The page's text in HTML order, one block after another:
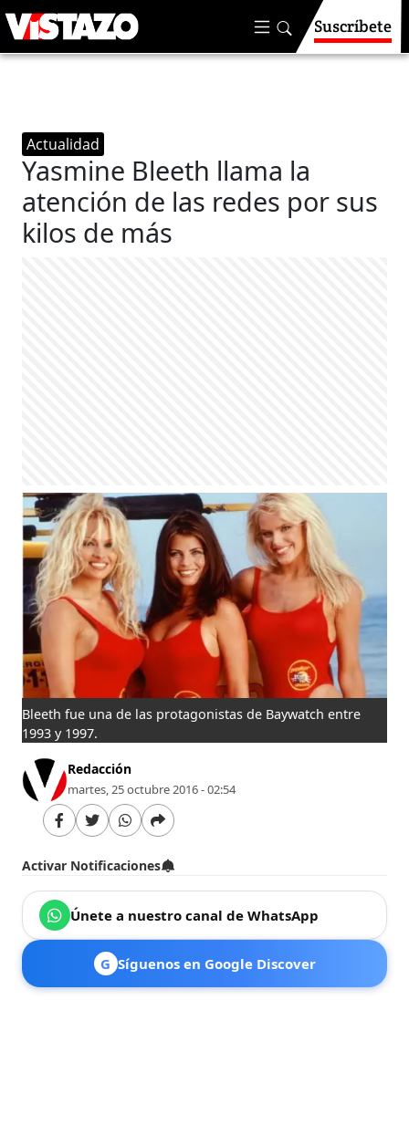
Suscríbete
Actualidad
Yasmine Bleeth llama la
atención de las redes por sus
kilos de más
Bleeth fue una de las protagonistas de Baywatch entre
1993 y 1997.
Redacción
martes, 25 octubre 2016 - 02:54
Activar Notificaciones
Únete a nuestro canal de WhatsApp
G Síguenos en Google Discover